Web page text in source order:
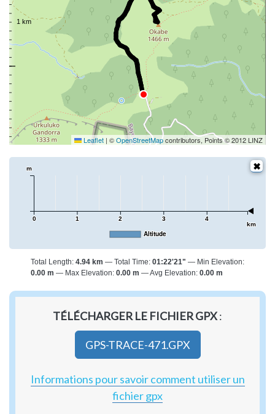
Leaflet | ©OpenStreetMapcontributors, Points © 2012 LINZ
0 1 2 3 4
km
m
Altitude
Total Length: 4.94 km Total Time: 01:22'21"
Min Elevation:
0.00 m
Max Elevation: 0.00 m Avg Elevation: 0.00 m
TÉLÉCHARGER LE FICHIER GPX:
GPS-TRACE-471.GPX
Informations pour savoir comment utiliser un
fichier gpx